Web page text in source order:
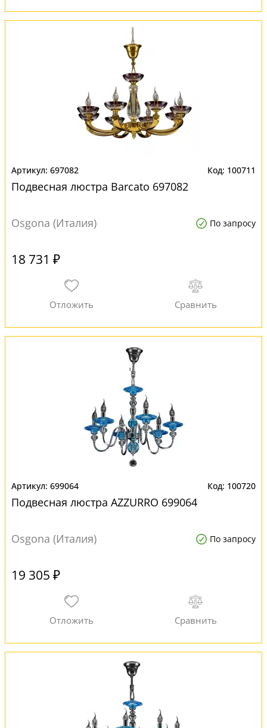
697082 100711
Подвесная люстра Barcato 697082
Osgona (Италия) По запросу
18 731 ₽
699064 100720
Подвесная люстра AZZURRO 699064
Osgona (Италия) По запросу
19 305 ₽